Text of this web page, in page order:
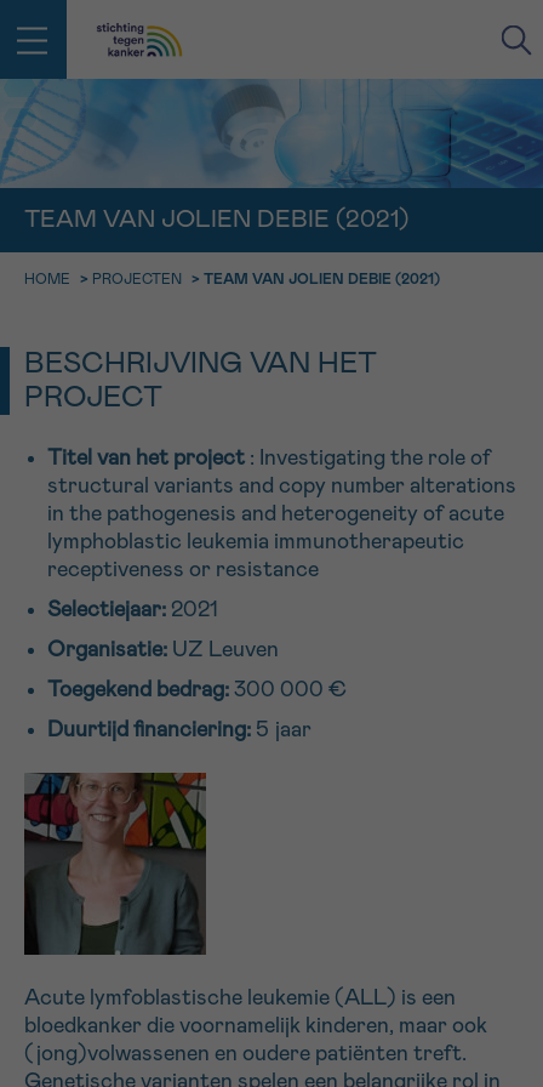
TEAM VAN JOLIEN DEBIE (2021)
HOME > PROJECTEN > TEAM VAN JOLIEN DEBIE (2021)
BESCHRIJVING VAN HET
PROJECT
Titel van het project : Investigating the role of
structural variants and copy number alterations
in the pathogenesis and heterogeneity of acute
lymphoblastic leukemia immunotherapeutic
receptiveness or resistance
Selectiejaar: 2021
Organisatie: UZ Leuven
Toegekend bedrag: 300 000 €
Duurtijd financiering: 5 jaar
Acute lymfoblastische leukemie (ALL) is een
bloedkanker die voornamelijk kinderen, maar ook
(jong)volwassenen en oudere patiënten treft.
Genetische varianten spelen een belangrijke rol in
IN DE STRIJD TEGEN KANKER STA
Professionele medewerkers beantwoorden je vragen
Contacteer ons gratis
ma-vrij 9u tot 18u
Ik wil graag opgebeld worden
Meer weten over Kankerinfo
TERUG
NAAM
MIJN VRAAG
Ja, stuur mij de nieuwsbrief
Ik aanvaard de
gebruiksvoorwaarden
*VERPLICHT VELD
TERUG
KIES DE TIJDSSPANNE VAN JE AFSPRAAK
11h-13h
13h-16h
16h-18h